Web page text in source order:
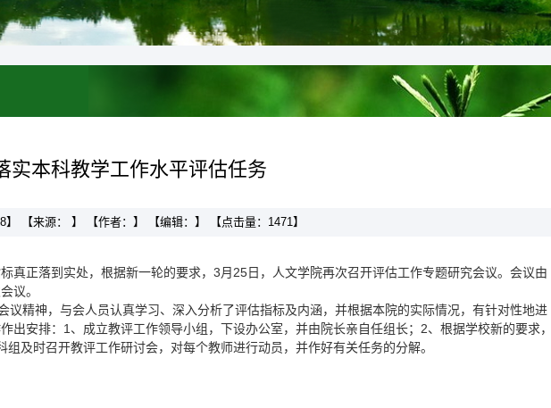
实本科教学工作水平评估任务
】 【来源： 】 【作者：】 【编辑：】 【点击量： 1471】
真正落到实处，根据新一轮的要求，3月25日，人文学院再次召开评估工作专题研究会议。会议由
议。
精神，与会人员认真学习、深入分析了评估指标及内涵，并根据本院的实际情况，有针对性地进
出安排：1、成立教评工作领导小组，下设办公室，并由院长亲自任组长；2、根据学校新的要求
及时召开教评工作研讨会，对每个教师进行动员，并作好有关任务的分解。